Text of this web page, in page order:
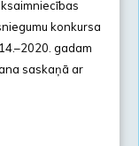
konkursa
gadam
saskaņā ar